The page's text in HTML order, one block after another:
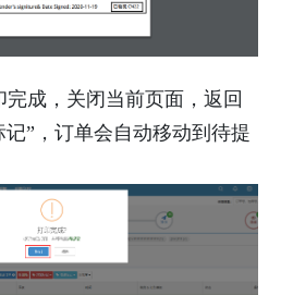
成，关闭当前页面，返回
”，订单会自动移动到待提